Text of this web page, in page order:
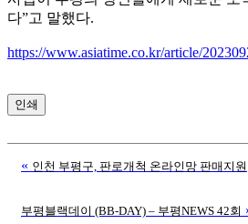
다”고 말했다.
https://www.asiatime.co.kr/article/
인쇄
« 인천 부평구, 판로개척 온라인망 판매지원
부평블랙데이 (BB-DAY) – 부평NEWS 42회